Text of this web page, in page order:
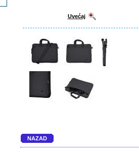
Uvećaj
NAZAD